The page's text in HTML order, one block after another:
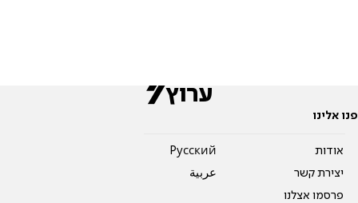
פנו אלינו
אודות
יצירת קשר
פרסמו אצלנו
Pусский
عربية